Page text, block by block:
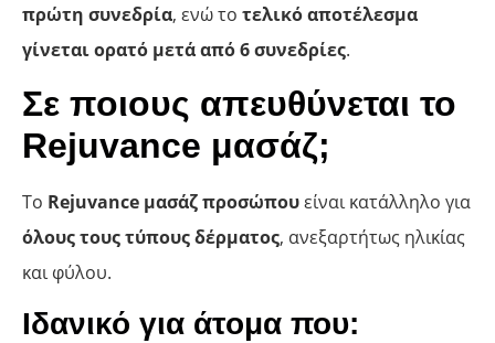
πρώτη συνεδρία, ενώ το τελικό αποτέλεσμα
γίνεται ορατό μετά από 6 συνεδρίες.
Σε ποιους απευθύνεται το
Rejuvance μασάζ;
Το Rejuvance μασάζ προσώπουείναι κατάλληλο για
όλους τους τύπους δέρματος, ανεξαρτήτως ηλικίας
και φύλου.
Ιδανικό για άτομα που: